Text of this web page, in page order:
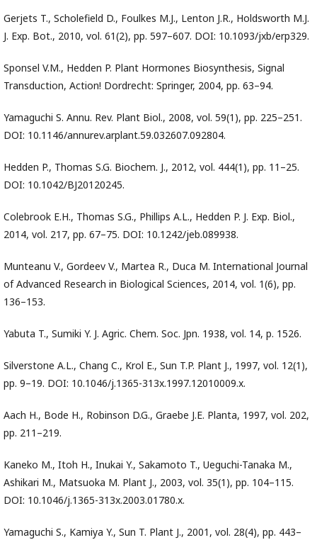
Gerjets T., Scholefield D., Foulkes M.J., Lenton J.R., Holdsworth M.J.
J. Exp. Bot., 2010, vol. 61(2), pp. 597–607. DOI: 10.1093/jxb/erp329.
Sponsel V.M., Hedden P. Plant Hormones Biosynthesis, Signal
Transduction, Action! Dordrecht: Springer, 2004, pp. 63–94.
Yamaguchi S. Annu. Rev. Plant Biol., 2008, vol. 59(1), pp. 225–251.
DOI: 10.1146/annurev.arplant.59.032607.092804.
Hedden P., Thomas S.G. Biochem. J., 2012, vol. 444(1), pp. 11–25.
DOI: 10.1042/BJ20120245.
Colebrook E.H., Thomas S.G., Phillips A.L., Hedden P. J. Exp. Biol.,
2014, vol. 217, pp. 67–75. DOI: 10.1242/jeb.089938.
Munteanu V., Gordeev V., Martea R., Duca M. International Journal
of Advanced Research in Biological Sciences, 2014, vol. 1(6), pp.
136–153.
Yabuta T., Sumiki Y. J. Agric. Chem. Soc. Jpn. 1938, vol. 14, p. 1526.
Silverstone A.L., Chang C., Krol E., Sun T.P. Plant J., 1997, vol. 12(1),
pp. 9–19. DOI: 10.1046/j.1365-313x.1997.12010009.x.
Aach H., Bode H., Robinson D.G., Graebe J.E. Planta, 1997, vol. 202,
pp. 211–219.
Kaneko M., Itoh H., Inukai Y., Sakamoto T., Ueguchi-Tanaka M.,
Ashikari M., Matsuoka M. Plant J., 2003, vol. 35(1), pp. 104–115.
DOI: 10.1046/j.1365-313x.2003.01780.x.
Yamaguchi S., Kamiya Y., Sun T. Plant J., 2001, vol. 28(4), pp. 443–